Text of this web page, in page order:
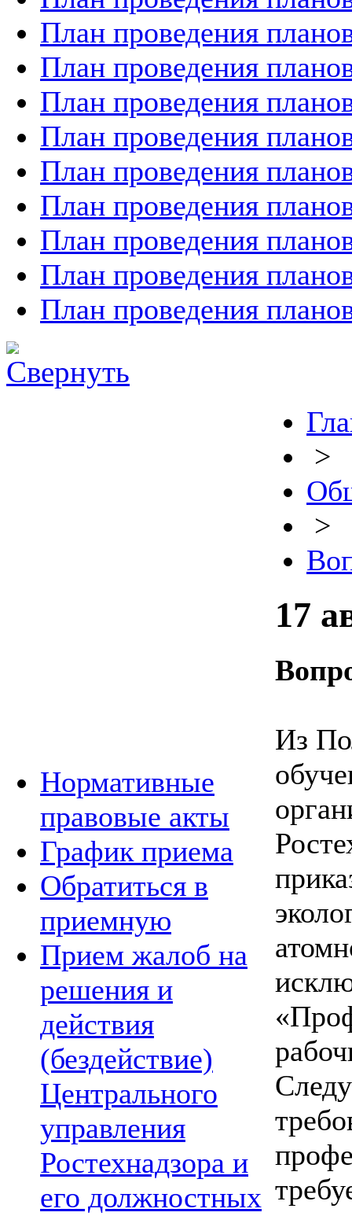
План проведения
План проведения
План проведения
План проведения
План проведения
План проведения
План проведения
План проведения
План проведения
Нормативные
правовые акты
График приема
Обратиться в
приемную
Прием жалоб на
решения и
действия
(бездействие)
Центрального
управления
Ростехнадзора и
его должностных
>
>
17
Из